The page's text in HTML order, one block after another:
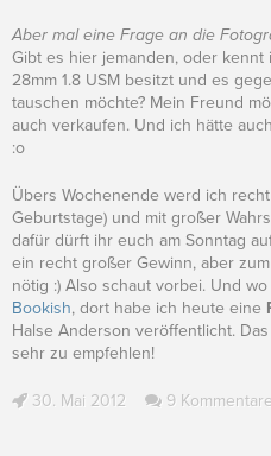
Aber mal eine Frage an die
Gibt es hier jemanden, oder kennt
28mm 1.8 USM besitzt und es
tauschen möchte? Mein Freund
auch verkaufen. Und ich hätte
:o
Übers Wochenende werd ich
Geburtstage) und mit großer
dafür dürft ihr euch am Sonntag
ein recht großer Gewinn, aber
nötig :) Also schaut vorbei. Und
Bookish, dort habe ich heute eine
Halse Anderson veröffentlicht.
sehr zu empfehlen!
30. Mai 2012 9 Kommentare